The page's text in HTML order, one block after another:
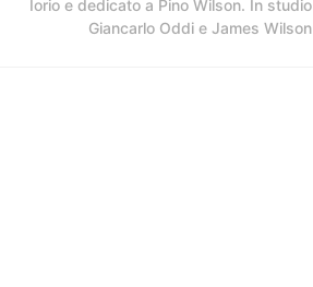
Iorio e dedicato a Pino Wilson. In studio
Giancarlo Oddi e James Wilson